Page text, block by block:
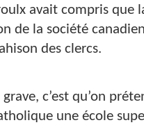
avait compris que
de la société
des clercs.
grave, c’est qu’on
une école